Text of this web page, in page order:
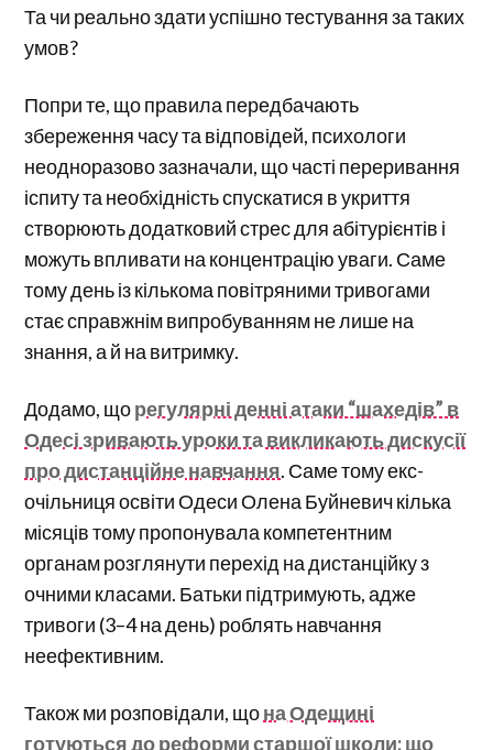
Та чи реально здати успішно тестування за таких
умов?
Попри те, що правила передбачають
збереження часу та відповідей, психологи
неодноразово зазначали, що часті переривання
іспиту та необхідність спускатися в укриття
створюють додатковий стрес для абітурієнтів і
можуть впливати на концентрацію уваги. Саме
тому день із кількома повітряними тривогами
стає справжнім випробуванням не лише на
знання, а й на витримку.
Додамо, щорегулярні денні атаки “шахедів” в
Одесі зривають уроки та викликають дискусії
про дистанційне навчання. Саме тому екс-
очільниця освіти Одеси Олена Буйневич кілька
місяців тому пропонувала компетентним
органам розглянути перехід на дистанційку з
очними класами. Батьки підтримують, адже
тривоги (3–4 на день) роблять навчання
неефективним.
Також ми розповідали, щона Одещині
готуються до реформи старшої школи: що